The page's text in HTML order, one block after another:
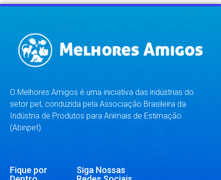
O Melhores Amigos é uma iniciativa das indústrias do
setor pet, conduzida pela Associação Brasileira da
Indústria de Produtos para Animais de Estimação
(Abinpet).
Fique por
Siga Nossas